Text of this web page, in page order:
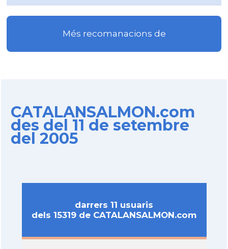
Més recomanacions de
CATALANSALMON.com
des del 11 de setembre
del 2005
darrers 11 usuaris
dels 15319 de CATALANSALMON.com